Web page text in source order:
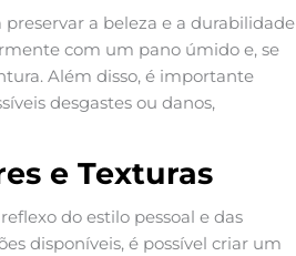
preservar a beleza e a durabilidade
com um pano úmido e, se
Além disso, é importante
desgastes ou danos,
e Texturas
do estilo pessoal e das
disponíveis, é possível criar um